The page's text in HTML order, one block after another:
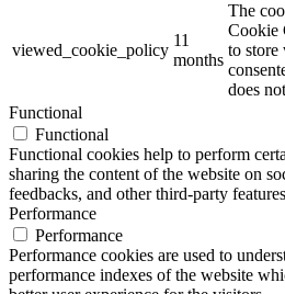
viewed_cookie_policy
11
months
The
Cookie
to store
does
Functional
Functional
Functional cookies help to perform
sharing the content of the website on
feedbacks, and other third-party
Performance
Performance
Performance cookies are used to
performance indexes of the website